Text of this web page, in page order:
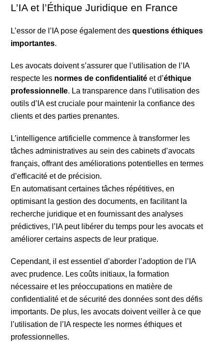
L’IA et l’Éthique Juridique en France
L’essor de l’IA pose également desquestions éthiques
importantes.
Les avocats doivent s’assurer que l’utilisation de l’IA
respecte les normes de confidentialité et d’éthique
professionnelle. La transparence dans l’utilisation des
outils d’IA est cruciale pour maintenir la confiance des
clients et des parties prenantes.
L’intelligence artificielle commence à transformer les
tâches administratives au sein des cabinets d’avocats
français, offrant des améliorations potentielles en termes
d’efficacité et de précision.
En automatisant certaines tâches répétitives, en
optimisant la gestion des documents, en facilitant la
recherche juridique et en fournissant des analyses
prédictives, l’IA peut libérer du temps pour les avocats et
améliorer certains aspects de leur pratique.
Cependant, il est essentiel d’aborder l’adoption de l’IA
avec prudence. Les coûts initiaux, la formation
nécessaire et les préoccupations en matière de
confidentialité et de sécurité des données sont des défis
importants. De plus, les avocats doivent veiller à ce que
l’utilisation de l’IA respecte les normes éthiques et
professionnelles.